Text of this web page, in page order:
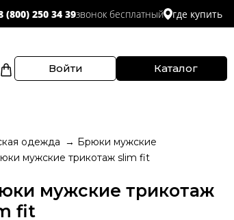
(800) 250 34 39звонок бесплатный где купить
Войти Каталог
одежда
Брюки мужские
мужские трикотаж slim fit
мужские трикотаж
fit